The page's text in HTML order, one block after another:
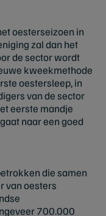
oesterseizoen in
zal dan het
de sector wordt
kweekmethode
oestersleep, in
van de sector
eerste mandje
naar een goed
die samen
van oesters
700.000